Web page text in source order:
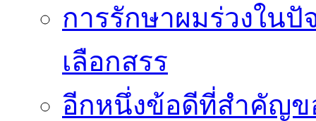
การรักษาผมร่วงใน
เลือกสรร
อีกหนึ่งข้อดีที่สำคัญข